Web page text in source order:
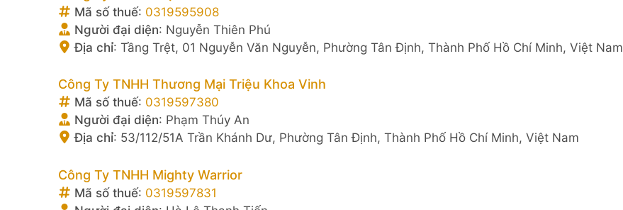
Mã số thuế: 0319595908
Người đại diện: Nguyễn Thiên Phú
Địa chỉ: Tầng Trệt, 01 Nguyễn Văn Nguyễn, Phường Tân Định, Thành Phố Hồ Chí Minh, Việt Nam
Công Ty TNHH Thương Mại Triệu Khoa Vinh
Mã số thuế: 0319597380
Người đại diện: Phạm Thúy An
Địa chỉ: 53/112/51A Trần Khánh Dư, Phường Tân Định, Thành Phố Hồ Chí Minh, Việt Nam
Công Ty TNHH Mighty Warrior
Mã số thuế: 0319597831